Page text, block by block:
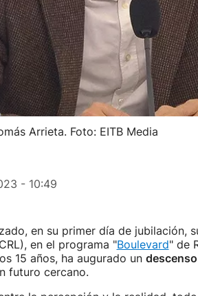
Arrieta. Foto: EITB Media
- 10:49
en su primer día de jubilación,
en el programa "Boulevard" de
15 años, ha augurado un
futuro cercano.